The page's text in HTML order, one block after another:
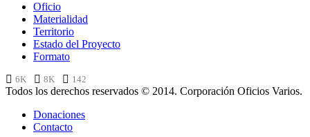
Oficio
Materialidad
Territorio
Estado del Proyecto
Formato
6K 8K 142
Todos los derechos reservados © 2014. Corporación Oficios Varios.
Donaciones
Contacto